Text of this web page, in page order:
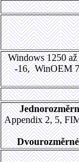
Windows 1250
-16, WinOEM
Appendix 2, 5,